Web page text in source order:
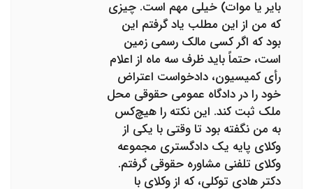
بایر یا موات) خیلی مهم است. چیزی
که من از این مطلب یاد گرفتم این
بود که اگر کسی مالک رسمی زمین
است، حتماً باید ظرف سه ماه از اعلام
رأی کمیسیون، دادخواست اعتراض
خود را در دادگاه عمومی حقوقی محل
ملک ثبت کند. این نکته را هیچ‌کس
به من نگفته بود تا وقتی با یکی از
وکلای پایه یک دادگستری مجموعه
وکلای تلفنی مشاوره حقوقی گرفتم.
دکتر هادی توکلی، که از وکلای با